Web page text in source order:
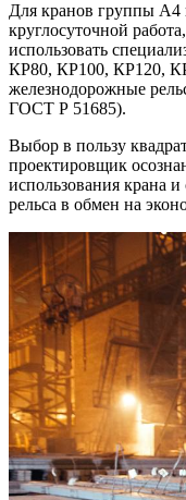
Для кранов группы А4
круглосуточной
использовать
КР80, КР100, КР120,
железнодорожные
ГОСТ Р 51685).
Выбор в пользу
проектировщик
использования крана
рельса в обмен на